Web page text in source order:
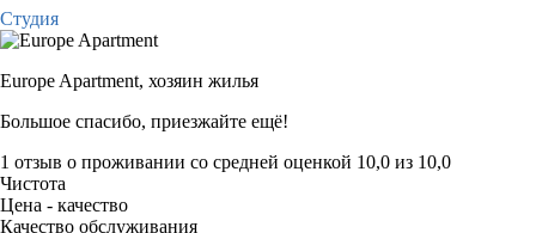
Студия
Europe Apartment, хозяин жилья
Большое спасибо, приезжайте ещё!
1 отзыв о проживании со средней оценкой 10,0 из 10,0
Чистота
Цена - качество
Качество обслуживания